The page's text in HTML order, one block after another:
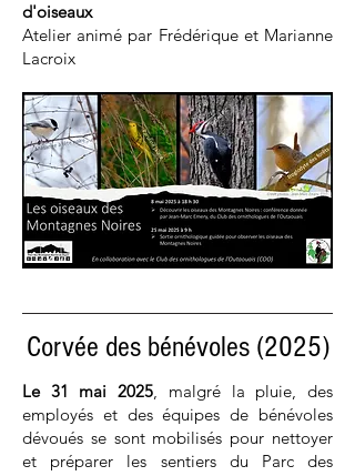
d'oiseaux
Atelier animé par Frédérique et Marianne
Lacroix
Corvée des bénévoles (2025)
Le 31 mai 2025, malgré la pluie, des
employés et des équipes de bénévoles
dévoués se sont mobilisés pour nettoyer
et préparer les sentiers du Parc des